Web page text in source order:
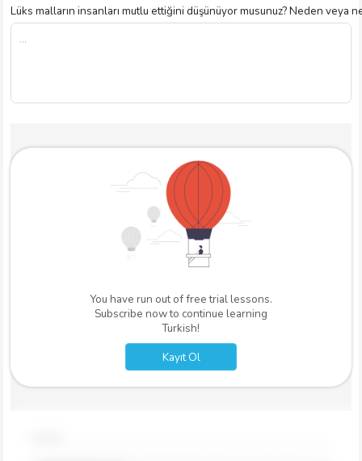
Lüks malların insanları mutlu ettiğini düşünüyor musunuz? Neden veya
You have run out of free trial lessons.
Subscribe now to continue learning
Turkish!
Kayıt Ol